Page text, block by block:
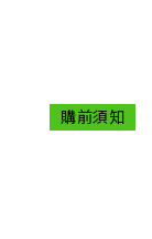
購前須知